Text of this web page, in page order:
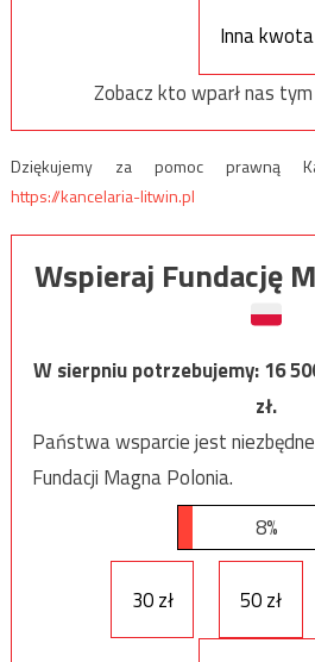
Inna kwota
Zobacz kto wparł nas tym
Dziękujemy za pomoc prawną
https://kancelaria-litwin.pl
Wspieraj Fundację
W sierpniu potrzebujemy:16
zł.
Państwa wsparcie jest
Fundacji Magna Polonia.
8%
30 zł 50 zł